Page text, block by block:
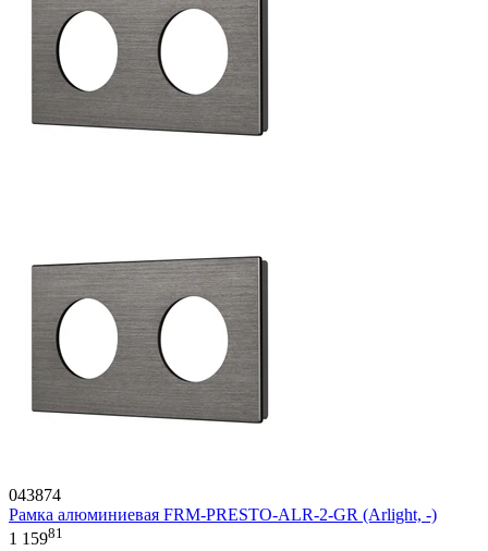
043874
Рамка алюминиевая FRM-PRESTO-ALR-2-GR (Arlight, -)
1 15981